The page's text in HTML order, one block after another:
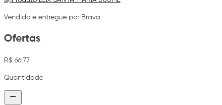
Vendido e entregue por Brava
Ofertas
R$ 66,77
Quantidade